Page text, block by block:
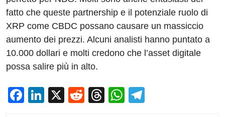
fatto che queste partnership e il potenziale ruolo di
XRP come CBDC possano causare un massiccio
aumento dei prezzi. Alcuni analisti hanno puntato a
10.000 dollari e molti credono che l’asset digitale
possa salire più in alto.
F
Li
X
R
T
W